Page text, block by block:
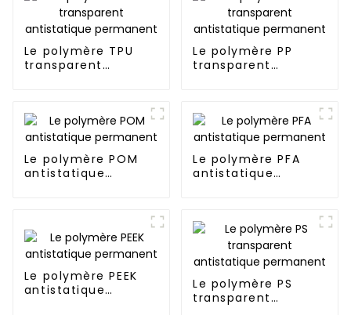
Le polymère TPU
transparent
Le polymère PP
transparent
Le polymère POM
antistatique
Le polymère PFA
antistatique
Le polymère PEEK
antistatique
Le polymère PS
transparent